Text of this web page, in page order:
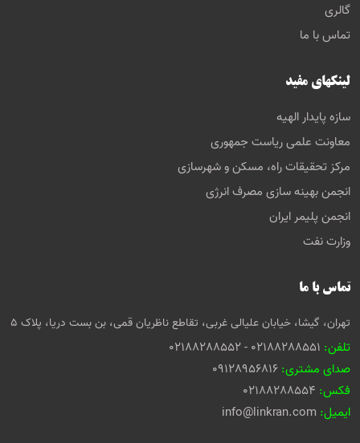
گالری
تماس با ما
لینکهای مفید
سازه پایدار الهیه
معاونت علمی ریاست جمهوری
مرکز تحقیقات راه، مسکن و شهرسازی
انجمن بهینه سازی مصرف انرژی
انجمن پلیمر ایران
وزارت نفت
تماس با ما
تهران، گیشا، خیابان علیالی غربی، تقاطع ناظریان قمی، بن بست دریا، پلاک 5
تلفن: 02188288551 - 02188288552
صدای مشتری: 09128956816
فکس: 02188288554
ایمیل: info@linkran.com